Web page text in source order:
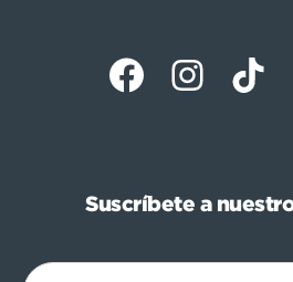
Suscríbete a